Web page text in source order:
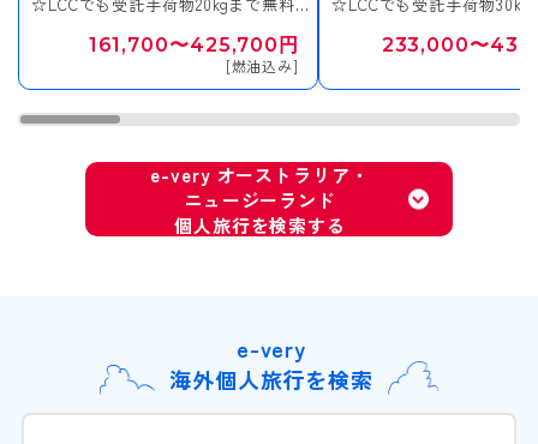
☆LCCでも受託手荷物20kgまで無料♪
テインメント付き♪
161,700〜425,700円
[燃油込み]
☆LCCでも受託手荷物
テインメント付き♪
233,000〜
e-very オーストラリア・
ニュージーランド
個人旅行を検索する
e-very
海外個人旅行を検索